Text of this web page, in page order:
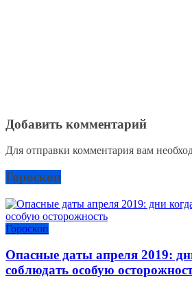
Добавить комментарий
Для отправки комментария вам
Гороскоп
Гороскоп
Опасные даты апреля 2019:
соблюдать особую